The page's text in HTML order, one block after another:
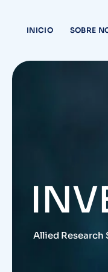
INICIO SOBRE
Allied Research